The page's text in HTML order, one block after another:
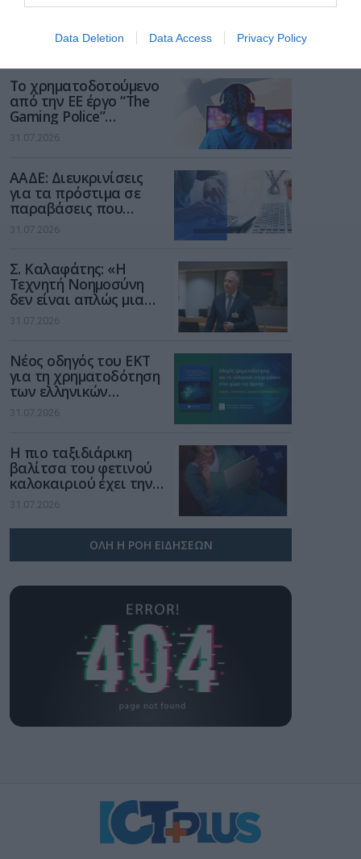
Data Deletion Data Access Privacy Policy
Το χρηματοδοτούμενο
από την ΕΕ έργο “The
Gaming Police”
ενισχύει την ασφάλεια
των παιδιών στο
31.07.2026
ΑΑΔΕ: Διευκρινίσεις
για τα πρόστιμα σε
παραβάσεις που
αφορούν τους ΦΗΜ
31.07.2026
Σ. Καλαφάτης: «Η
Τεχνητή Νοημοσύνη
δεν είναι απλώς μια
νέα τεχνολογία, είναι
μια νέα βιομηχανική
31.07.2026
Νέος οδηγός του ΕΚΤ
για τη χρηματοδότηση
των ελληνικών
επιχειρήσεων στον
χώρο της άμυνας
31.07.2026
Η πιο ταξιδιάρικη
βαλίτσα του φετινού
καλοκαιριού έχει την
υπογραφή της Xiaomi
31.07.2026
ΟΛΗ Η ΡΟΗ ΕΙΔΗΣΕΩΝ